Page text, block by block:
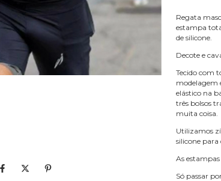
Regata
estampa
de silicone.
Decote e
Tecido com
modelagem
elástico na
três bolsos
muita coisa.
Utilizamos
silicone
As
Só passar